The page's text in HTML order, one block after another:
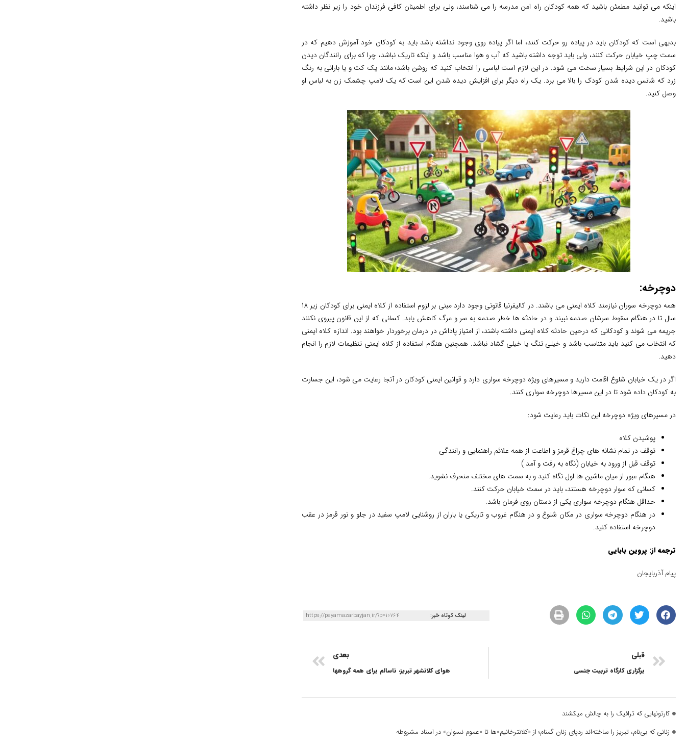
اینکه می توانید مطمئن باشید که همه کودکان راه امن مدرسه را می شناسند، ولی برای اطمینان کافی فرزندان خود را زیر نظر داشته
باشید.
بدیهی است که کودکان باید در پیاده رو حرکت کنند، اما اگر پیاده روی وجود نداشته باشد باید به کودکان خود آموزش دهیم که در
سمت چپ خیابان حرکت کنند، ولی باید توجه داشته باشید که آب و هوا مناسب باشد و اینکه تاریک نباشد، چرا که برای رانندگان دیدن
کودکان در این شرایط بسیار سخت می شود. در این لازم است لباسی را انتخاب کنید که روشن باشد؛ مانند یک کت و یا بارانی به رنگ
زرد که شانس دیده شدن کودک را بالا می برد. یک راه دیگر برای افزایش دیده شدن این است که یک لامپ چشمک زن به لباس او
وصل کنید.
دوچرخه:
همه دوچرخه سوران نیازمند کلاه ایمنی می باشند. در کالیفرنیا قانونی وجود دارد مبنی بر لزوم استفاده از کلاه ایمنی برای کودکان زیر 18
سال تا در هنگام سقوط سرشان صدمه نبیند و در حادثه ها خطر صدمه به سر و مرگ کاهش یابد. کسانی که از این قانون پیروی نکنند
جریمه می شوند و کودکانی که درحین حادثه کلاه ایمنی داشته باشند، از امتیاز پاداش در درمان برخوردار خواهند بود. اندازه کلاه ایمنی
که انتخاب می کنید باید متناسب باشد و خیلی تنگ یا خیلی گشاد نباشد. همچنین هنگام استفاده از کلاه ایمنی تنظیمات لازم را انجام
دهید.
اگر در یک خیابان شلوغ اقامت دارید و مسیرهای ویژه دوچرخه سواری دارد و قوانین ایمنی کودکان در آنجا رعایت می شود، این جسارت
به کودکان داده شود تا در این مسیرها دوچرخه سواری کنند.
در مسیرهای ویژه دوچرخه این نکات باید رعایت شود:
پوشیدن کلاه
توقف در تمام نشانه های چراغ قرمز و اطاعت از همه علائم راهنمایی و رانندگی
توقف قبل از ورود به خیابان (نگاه به رفت و آمد )
هنگام عبور از میان ماشین ها اول نگاه کنید و به سمت های مختلف منحرف نشوید.
کسانی که سوار دوچرخه هستند، باید در سمت خیابان حرکت کنند.
حداقل هنگام دوچرخه سواری یکی از دستان روی فرمان باشد.
در هنگام دوچرخه سواری در مکان شلوغ و در هنگام غروب و تاریکی یا باران از روشنایی لامپ سفید در جلو و نور قرمز در عقب
دوچرخه استفاده کنید.
ترجمه از: پروین بابایی
پیام آذربایجان
لینک کوتاه خبر: https://payamazarbayjan.ir/?p=10764
قبلی
برگزاری کارگاه تربیت جنسی
بعدی
هوای کلانشهر تبریز، ناسالم برای همه گروهها
کارتونهایی که ترافیک را به چالش میکشند
زنانی که بی‌نام، تبریز را ساخته‌اند ردپای زنان گمنام؛ از «کلانترخانیم»ها تا «عموم نسوان» در اسناد مشروطه